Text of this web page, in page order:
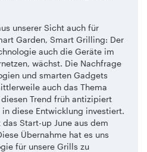
unserer Sicht auch für
Garden, Smart Grilling: Der
auch die Geräte im
wächst. Die Nachfrage
und smarten Gadgets
auch das Thema
Trend früh antizipiert
diese Entwicklung investiert.
Start-up June aus dem
Übernahme hat es uns
für unsere Grills zu